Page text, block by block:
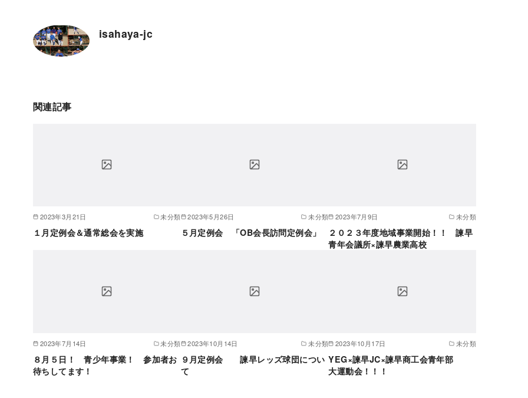
isahaya-jc
関連記事
2023年3月21日 未分類
１月定例会＆通常総会を実施
2023年5月26日 未分類
５月定例会 「OB会長訪問定例会」
2023年7月9日 未分類
２０２３年度地域事業開始！！ 諫早
青年会議所×諫早農業高校
2023年7月14日 未分類
８月５日！ 青少年事業！ 参加者お
待ちしてます！
2023年10月14日 未分類
９月定例会 諫早レッズ球団につい
て
2023年10月17日 未分類
YEG×諫早JC×諫早商工会青年部
大運動会！！！